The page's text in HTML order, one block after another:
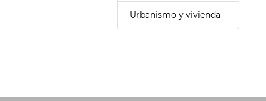
Urbanismo y vivienda